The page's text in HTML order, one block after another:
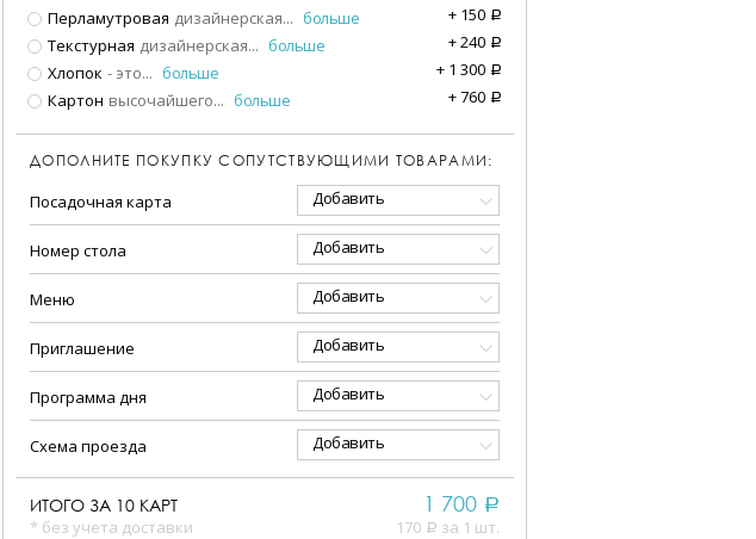
Перламутровая дизайнерская... больше + 150 a
Текстурная дизайнерская... больше +240 a
Хлопок - это... больше + 1 300 a
Картон высочайшего... больше +760 a
ДОПОЛНИТЕ ПОКУПКУ СОПУТСТВУЮЩИМИ ТОВАРАМИ:
Посадочная карта Добавить
Номер стола Добавить
Меню Добавить
Приглашение Добавить
Программа дня Добавить
Схема проезда Добавить
ИТОГО ЗА 10 КАРТ
* без учета доставки
1 700 a
170 a за 1 шт.